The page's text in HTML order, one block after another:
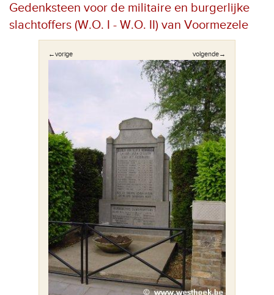
Gedenksteen voor de militaire en burgerlijke
slachtoffers (W.O. I - W.O. II) van Voormezele
←vorige volgende→